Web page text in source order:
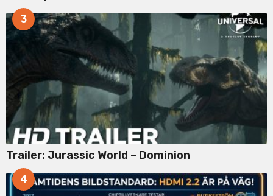
3
Trailer: Jurassic World – Dominion
4